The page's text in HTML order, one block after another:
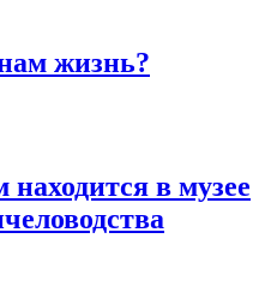
жизнь?
находится в музее